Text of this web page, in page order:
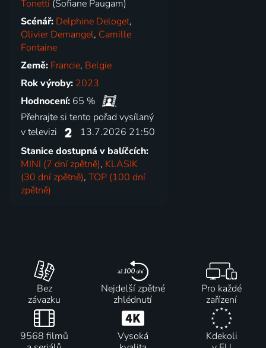
Tonetti (Sofiane Paugam)
Scénář: Delphine Deloget,
Olivier Demangel, Camille
Fontaine
Země: Francie, Belgie
Rok výroby: 2023
Hodnocení: 65 %
Přehrajte si tento pořad vysílaný
v televizi
13.7.2026 21:50
Stanice dostupná v balíčcích:
MINI (7 dní zpětně), KLASIK
(30 dní zpětně),TOP (100 dní
zpětně)
Bez
závazku
Nejdelší zpětné
zhlédnutí
Pro každé
zařízení
9568 filmů
Vysoká
Kdekoli